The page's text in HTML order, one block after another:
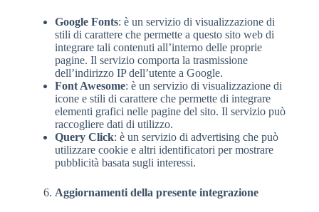
Google Fonts: è un servizio di visualizzazione di
stili di carattere che permette a questo sito web di
integrare tali contenuti all’interno delle proprie
pagine. Il servizio comporta la trasmissione
dell’indirizzo IP dell’utente a Google.
Font Awesome: è un servizio di visualizzazione di
icone e stili di carattere che permette di integrare
elementi grafici nelle pagine del sito. Il servizio può
raccogliere dati di utilizzo.
Query Click: è un servizio di advertising che può
utilizzare cookie e altri identificatori per mostrare
pubblicità basata sugli interessi.
Aggiornamenti della presente integrazione